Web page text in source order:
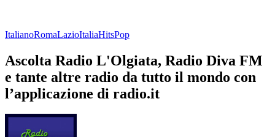
ItalianoRomaLazioItaliaHitsPop
Ascolta Radio L'Olgiata, Radio Diva FM
e tante altre radio da tutto il mondo con
l’applicazione di radio.it